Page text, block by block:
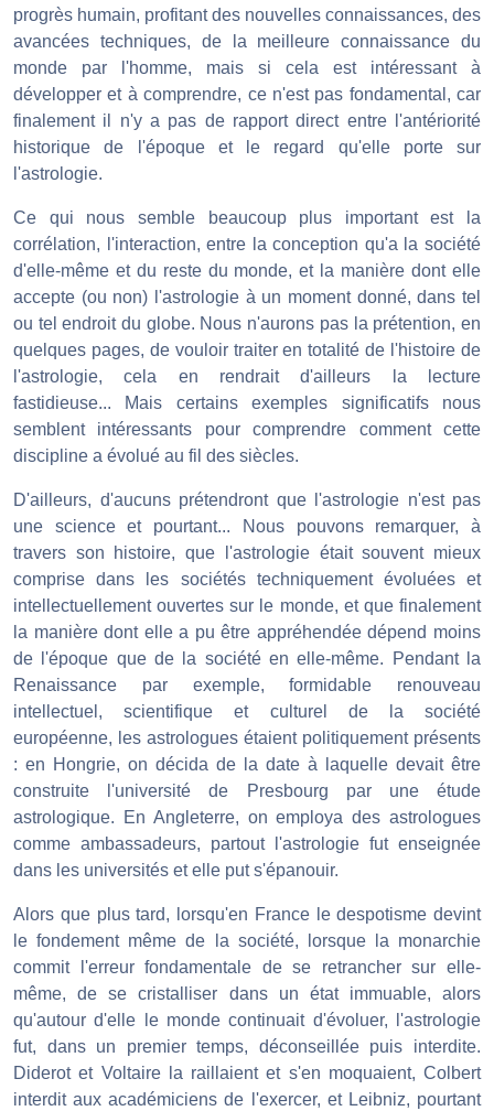
progrès humain, profitant des nouvelles connaissances, des
avancées techniques, de la meilleure connaissance du
monde par l'homme, mais si cela est intéressant à
développer et à comprendre, ce n'est pas fondamental, car
finalement il n'y a pas de rapport direct entre l'antériorité
historique de l'époque et le regard qu'elle porte sur
l'astrologie.
Ce qui nous semble beaucoup plus important est la
corrélation, l'interaction, entre la conception qu'a la société
d'elle-même et du reste du monde, et la manière dont elle
accepte (ou non) l'astrologie à un moment donné, dans tel
ou tel endroit du globe. Nous n'aurons pas la prétention, en
quelques pages, de vouloir traiter en totalité de l'histoire de
l'astrologie, cela en rendrait d'ailleurs la lecture
fastidieuse... Mais certains exemples significatifs nous
semblent intéressants pour comprendre comment cette
discipline a évolué au fil des siècles.
D'ailleurs, d'aucuns prétendront que l'astrologie n'est pas
une science et pourtant... Nous pouvons remarquer, à
travers son histoire, que l'astrologie était souvent mieux
comprise dans les sociétés techniquement évoluées et
intellectuellement ouvertes sur le monde, et que finalement
la manière dont elle a pu être appréhendée dépend moins
de l'époque que de la société en elle-même. Pendant la
Renaissance par exemple, formidable renouveau
intellectuel, scientifique et culturel de la société
européenne, les astrologues étaient politiquement présents
: en Hongrie, on décida de la date à laquelle devait être
construite l'université de Presbourg par une étude
astrologique. En Angleterre, on employa des astrologues
comme ambassadeurs, partout l'astrologie fut enseignée
dans les universités et elle put s'épanouir.
Alors que plus tard, lorsqu'en France le despotisme devint
le fondement même de la société, lorsque la monarchie
commit l'erreur fondamentale de se retrancher sur elle-
même, de se cristalliser dans un état immuable, alors
qu'autour d'elle le monde continuait d'évoluer, l'astrologie
fut, dans un premier temps, déconseillée puis interdite.
Diderot et Voltaire la raillaient et s'en moquaient, Colbert
interdit aux académiciens de l'exercer, et Leibniz, pourtant